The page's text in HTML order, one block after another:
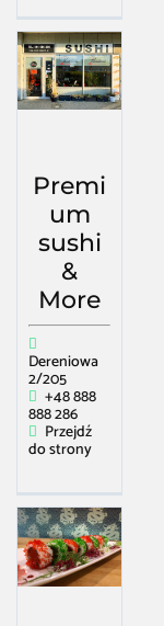
Premi
um
sushi
&
More
Dereniowa
2/205
+48 888
888 286
Przejdź
do strony